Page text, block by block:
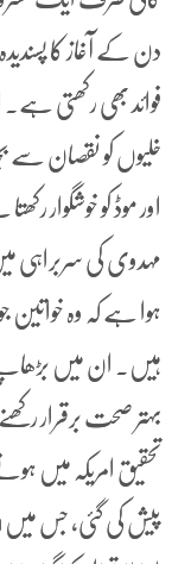
دن کے آغاز کا
فوائد بھی رکھتی
خلیوں کو نقصان سے
اور موڈ کو خوشگوار
مہدوی کی سربراہی
ہوا ہے کہ وہ خواتین
ہیں۔ ان میں
بہتر صحت برقرار